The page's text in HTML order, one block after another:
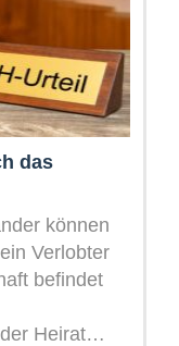
das
können
Verlobter
befindet
Heirat